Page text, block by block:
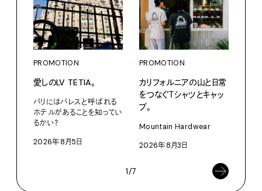
PROMOTION
愛しのLV TETIA。
パリにはパレスと呼ばれる
ホテルがあることを知ってい
るかい？
2026年8月5日
PROMOTION
カリフォルニアの山と日常
をつなぐＴシャツとキャッ
プ。
Mountain Hardwear
2026年8月3日
1/7